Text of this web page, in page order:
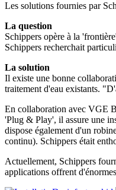
Les solutions fournies par
La question
Schippers opère à la
Schippers recherchait
La solution
Il existe une bonne
traitement d'eau existants.
En collaboration avec VGE
'Plug & Play', il assure une
dispose également d'un
continu). Schippers était
Actuellement, Schippers
applications offrent